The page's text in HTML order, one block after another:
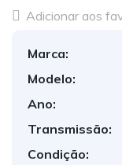
Adicionar aos
Marca:
Modelo:
Ano:
Transmissão:
Condição: